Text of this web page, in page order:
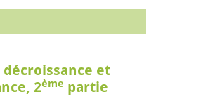
décroissance et
2ème partie